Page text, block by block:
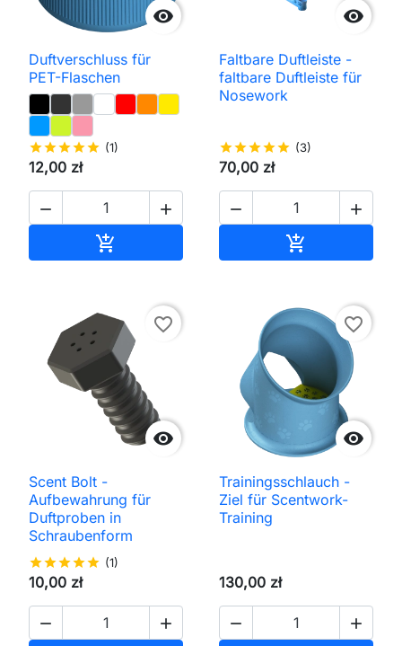

Duftverschluss für
PET-Flaschen
starstarstarstarstar (1)
12,00 zł
 


Faltbare Duftleiste -
faltbare Duftleiste für
Nosework
starstarstarstarstar (3)
70,00 zł
 


favorite_border
Scent Bolt -
Aufbewahrung für
Duftproben in
Schraubenform
starstarstarstarstar (1)
10,00 zł
 

favorite_border
Trainingsschlauch -
Ziel für Scentwork-
Training
130,00 zł
 